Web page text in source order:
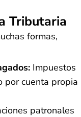
Tributaria
formas,
Impuestos
por cuenta propia
patronales